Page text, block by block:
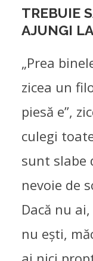
TREBUIE
AJUNGI
„Prea
zicea un
piesă e”,
culegi
sunt slabe
nevoie de
Dacă nu
nu ești,